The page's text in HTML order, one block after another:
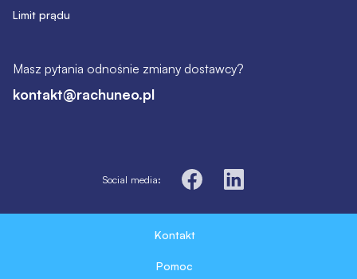
Limit prądu
Masz pytania odnośnie zmiany dostawcy?
kontakt@rachuneo.pl
Social media:
Kontakt
Pomoc